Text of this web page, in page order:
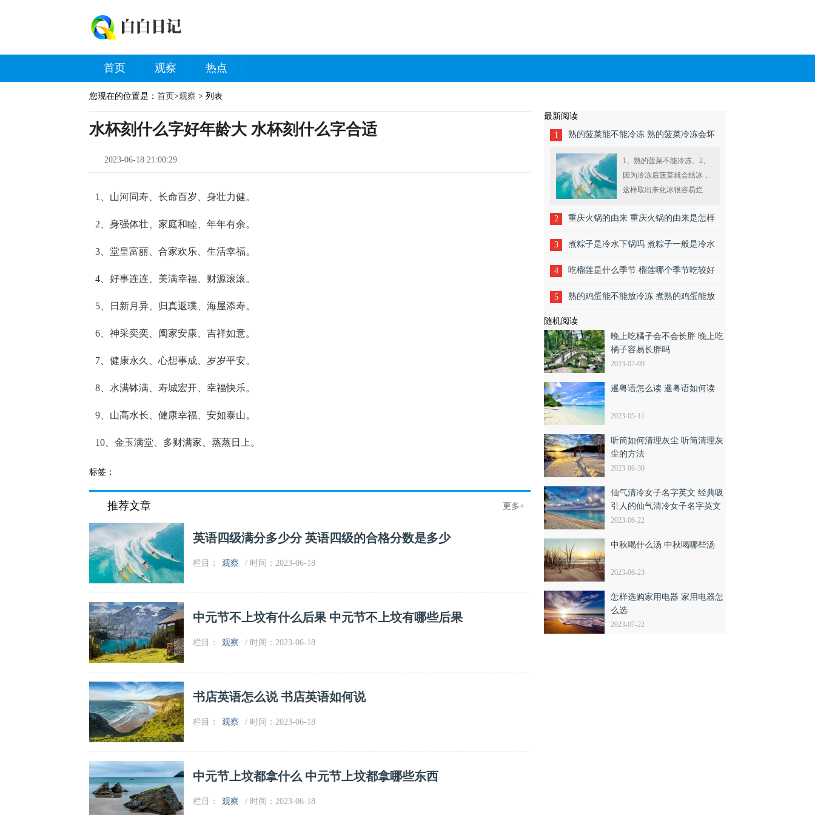
首页 观察 热点
您现在的位置是： 首页>观察 > 列表
水杯刻什么字好年龄大 水杯刻什么字合适
2023-06-18 21:00:29
1、山河同寿、长命百岁、身壮力健。
2、身强体壮、家庭和睦、年年有余。
3、堂皇富丽、合家欢乐、生活幸福。
4、好事连连、美满幸福、财源滚滚。
5、日新月异、归真返璞、海屋添寿。
6、神采奕奕、阖家安康、吉祥如意。
7、健康永久、心想事成、岁岁平安。
8、水满钵满、寿城宏开、幸福快乐。
9、山高水长、健康幸福、安如泰山。
10、金玉满堂、多财满家、蒸蒸日上。
标签：
推荐文章 更多+
英语四级满分多少分 英语四级的合格分数是多少
栏目： 观察 / 时间：2023-06-18
中元节不上坟有什么后果 中元节不上坟有哪些后果
栏目： 观察 / 时间：2023-06-18
书店英语怎么说 书店英语如何说
栏目： 观察 / 时间：2023-06-18
中元节上坟都拿什么 中元节上坟都拿哪些东西
栏目： 观察 / 时间：2023-06-18
最新阅读
1 熟的菠菜能不能冷冻 熟的菠菜冷冻会坏
掉吗
1、熟的菠菜不能冷冻。2、
因为冷冻后菠菜就会结冰，
这样取出来化冰很容易烂
熟了之后就马上吃掉，这样
2 重庆火锅的由来 重庆火锅的由来是怎样
的
3 煮粽子是冷水下锅吗 煮粽子一般是冷水
还是热水下锅呢
4 吃榴莲是什么季节 榴莲哪个季节吃较好
5 熟的鸡蛋能不能放冷冻 煮熟的鸡蛋能放
冰箱冷冻吗
随机阅读
晚上吃橘子会不会长胖 晚上吃
橘子容易长胖吗
2023-07-09
暹粤语怎么读 暹粤语如何读
2023-05-11
听筒如何清理灰尘 听筒清理灰
尘的方法
2023-06-30
仙气清冷女子名字英文 经典吸
引人的仙气清冷女子名字英文
2023-06-22
中秋喝什么汤 中秋喝哪些汤
2023-06-23
怎样选购家用电器 家用电器怎
么选
2023-07-22